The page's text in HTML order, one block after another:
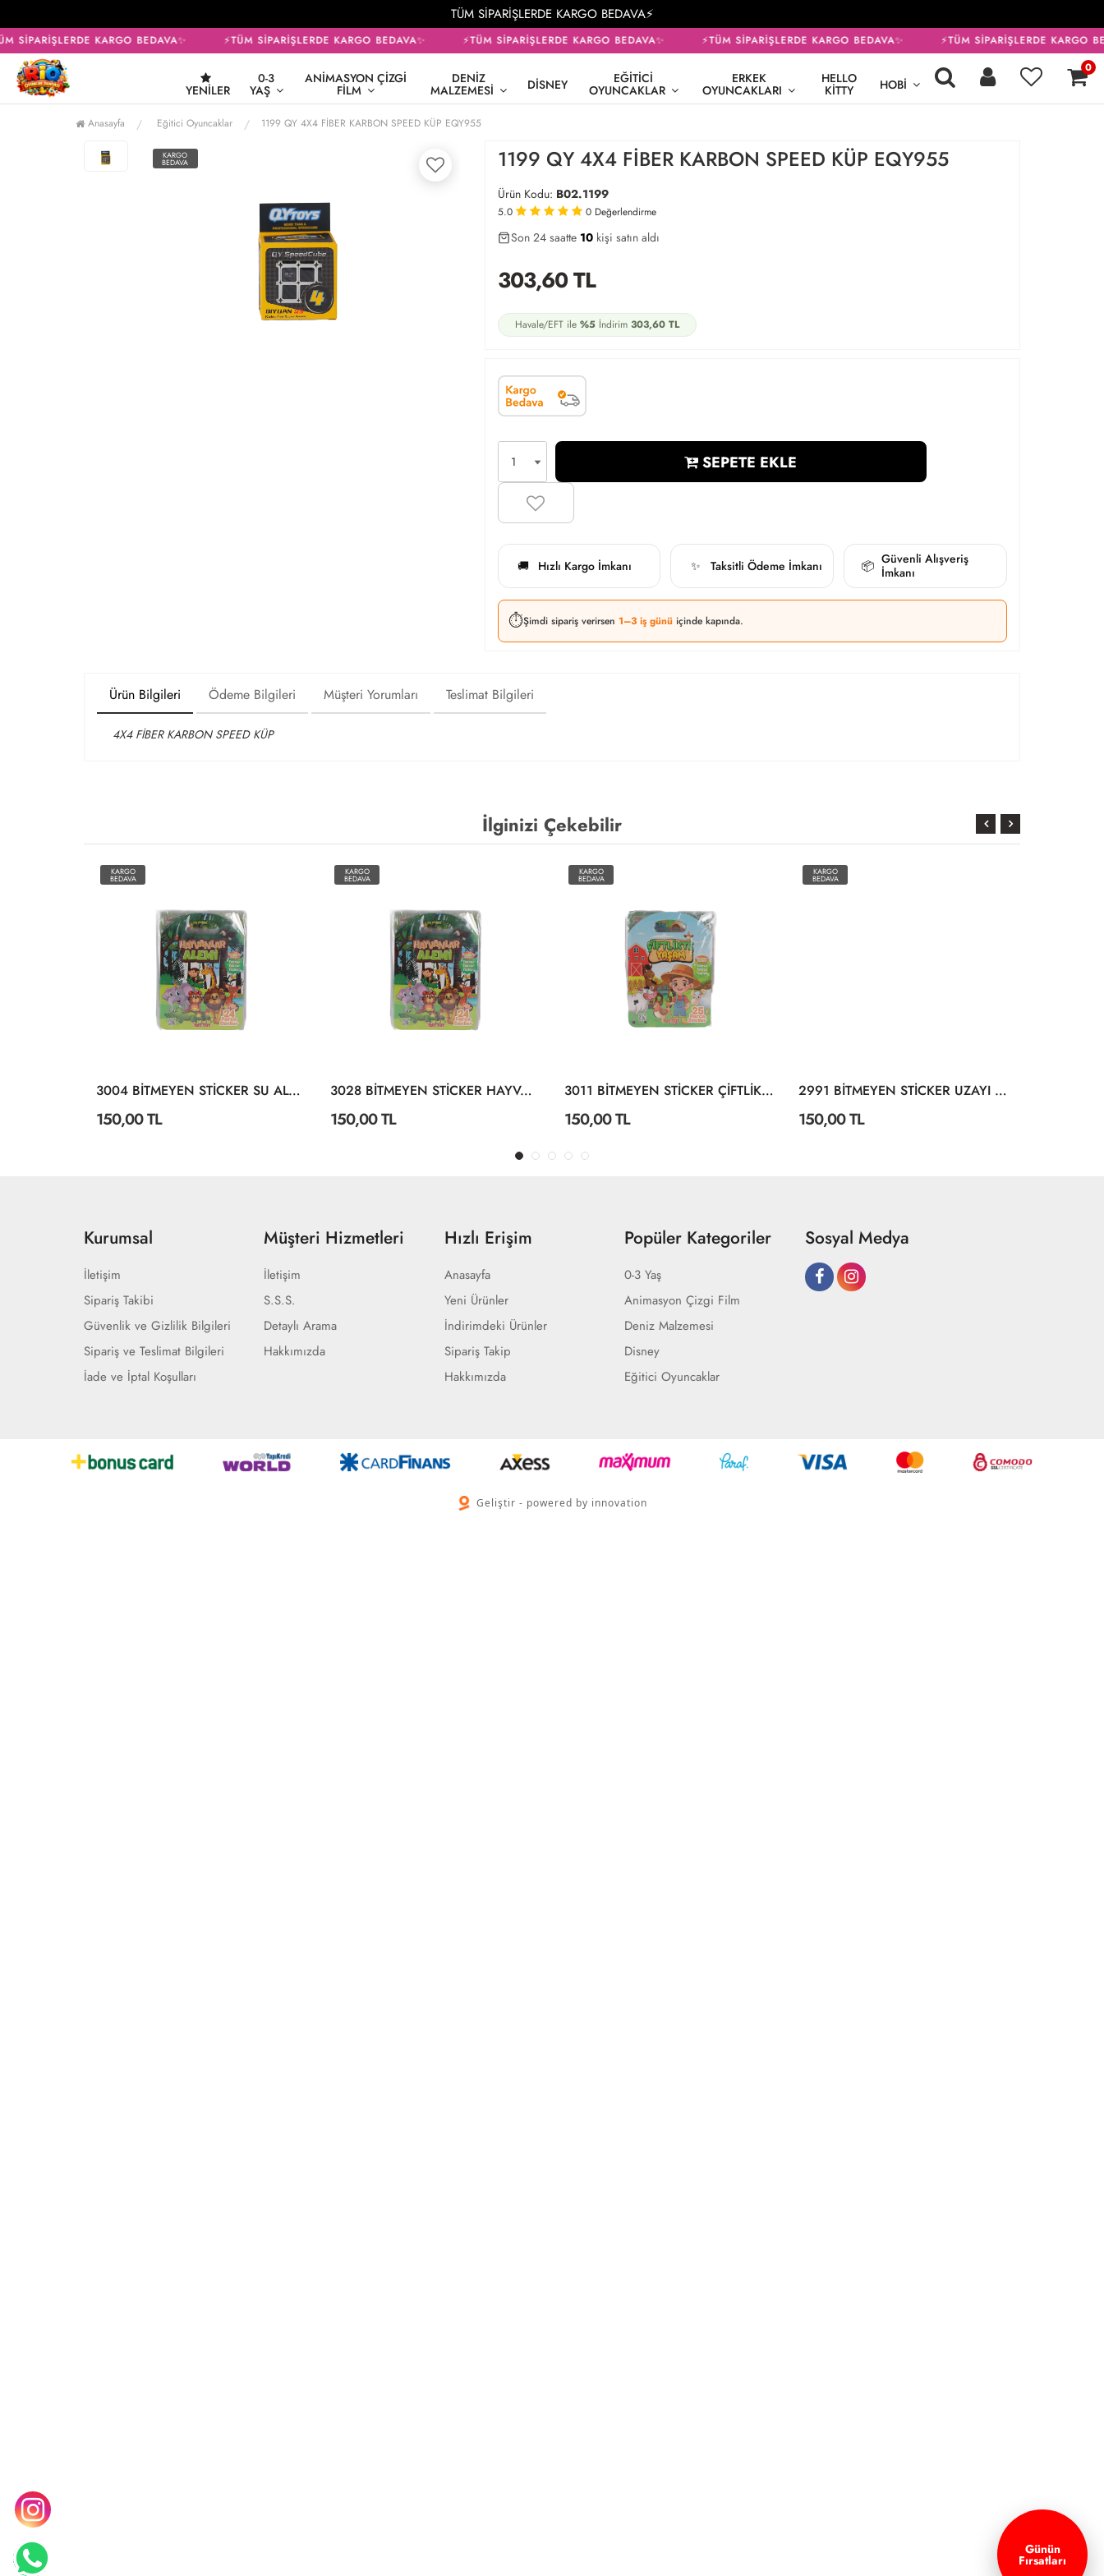
TÜM SİPARİŞLERDE KARGO BEDAVA⚡
SİPARİŞLERDE KARGO BEDAVA✨ ⚡TÜM SİPARİŞLERDE KARGO BEDAVA✨ ⚡TÜM SİPARİŞLERDE KARGO BEDAVA✨ ⚡TÜM SİPARİŞLERDE KARGO BEDAVA✨ ⚡TÜM SİPARİŞLERDE KARGO
YENILER
0-3
YAŞ
ANIMASYON ÇIZGI
FILM
DENIZ
MALZEMESI DISNEY EĞITICI
OYUNCAKLAR
ERKEK
OYUNCAKLARI
HELLO
KITTY HOBI
0
Anasayfa Eğitici Oyuncaklar 1199 QY 4X4 FİBER KARBON SPEED KÜP EQY955
KARGO
BEDAVA 1199 QY 4X4 FİBER KARBON SPEED KÜP EQY955
Ürün Kodu: B02.1199
5.0 0 Değerlendirme
33 45
Son 24 saatte 10kişi satın aldı
303,60TL
Havale/EFT ile %5İndirim 303,60TL
SEPETE EKLE
🚚 Hızlı Kargo İmkanı ✨ Taksitli Ödeme İmkanı 📦 Güvenli Alışveriş
İmkanı
⏱️Şimdi sipariş verirsen 1–3 iş günü içinde kapında.
Ürün Bilgileri Ödeme Bilgileri Müşteri Yorumları Teslimat Bilgileri
4X4 FİBER KARBON SPEED KÜP
İlginizi Çekebilir
KARGO
BEDAVA
3004 BİTMEYEN STİCKER SU ALTI DÜNYASI
150,00 TL
KARGO
BEDAVA
3028 BİTMEYEN STİCKER HAYVANLAR ALEMİ
150,00 TL
KARGO
BEDAVA
3011 BİTMEYEN STİCKER ÇİFTLİKTE YAŞAM
150,00 TL
KARGO
BEDAVA
2991 BİTMEYEN STİCKER UZAYI KEŞFET
150,00 TL
Kurumsal
İletişim
Sipariş Takibi
Güvenlik ve Gizlilik Bilgileri
Sipariş ve Teslimat Bilgileri
İade ve İptal Koşulları
Müşteri Hizmetleri
İletişim
S.S.S.
Detaylı Arama
Hakkımızda
Hızlı Erişim
Anasayfa
Yeni Ürünler
İndirimdeki Ürünler
Sipariş Takip
Hakkımızda
Popüler Kategoriler
0-3 Yaş
Animasyon Çizgi Film
Deniz Malzemesi
Disney
Eğitici Oyuncaklar
Sosyal Medya
Geliştir - powered by innovation
Günün
Fırsatları